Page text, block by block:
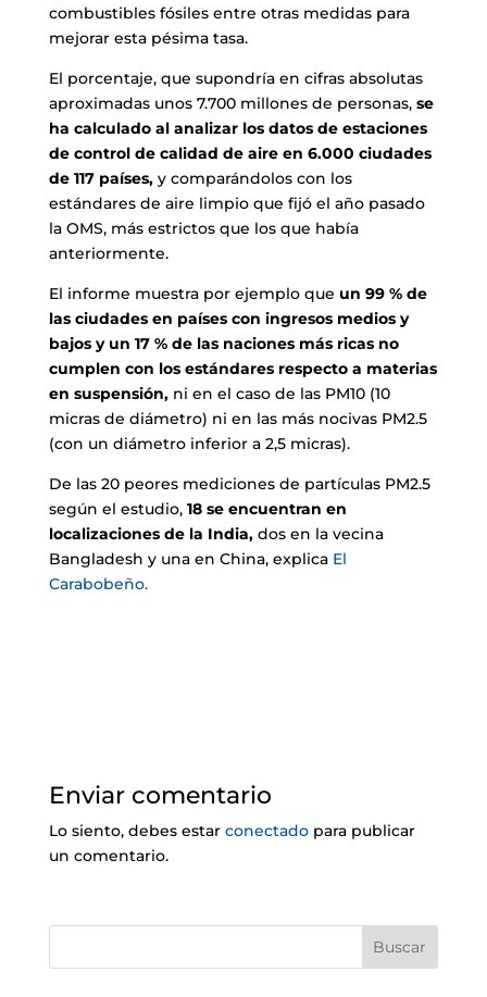
combustibles fósiles entre otras medidas para
mejorar esta pésima tasa.
El porcentaje, que supondría en cifras absolutas
aproximadas unos 7.700 millones de personas,se
ha calculado al analizar los datos de estaciones
de control de calidad de aire en 6.000 ciudades
de 117 países,y comparándolos con los
estándares de aire limpio que fijó el año pasado
la OMS, más estrictos que los que había
anteriormente.
El informe muestra por ejemplo que un 99 % de
las ciudades en países con ingresos medios y
bajos y un 17 % de las naciones más ricas no
cumplen con los estándares respecto a materias
en suspensión,ni en el caso de las PM10 (10
micras de diámetro) ni en las más nocivas PM2.5
(con un diámetro inferior a 2,5 micras).
De las 20 peores mediciones de partículas PM2.5
según el estudio, 18 se encuentran en
localizaciones de la India,dos en la vecina
Bangladesh y una en China, explica El
Carabobeño.
Enviar comentario
Lo siento, debes estar conectadopara publicar
un comentario.
Buscar